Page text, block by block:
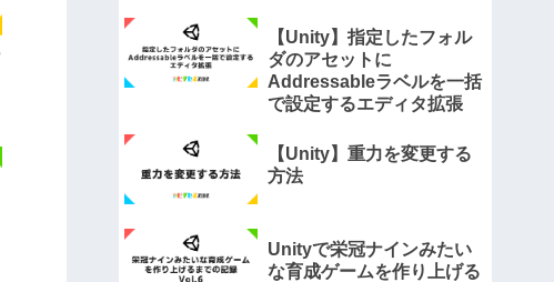
【Unity】指定したフォル
ダのアセットに
Addressableラベルを一括
で設定するエディタ拡張
【Unity】重力を変更する
方法
Unityで栄冠ナインみたい
な育成ゲームを作り上げる